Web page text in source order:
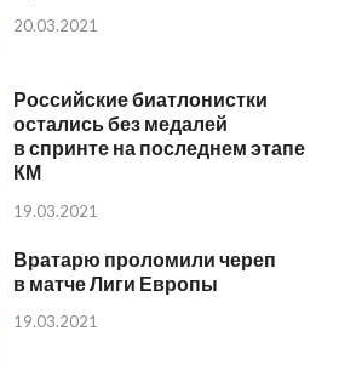
20.03.2021
Российские биатлонистки
остались без медалей
в спринте на последнем этапе
КМ
19.03.2021
Вратарю проломили череп
в матче Лиги Европы
19.03.2021